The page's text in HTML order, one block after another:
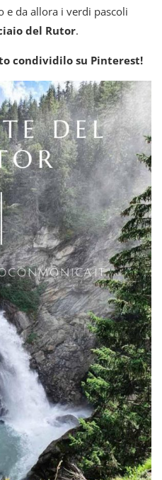
e da allora i verdi pascoli
del Rutor.
condividilo su Pinterest!